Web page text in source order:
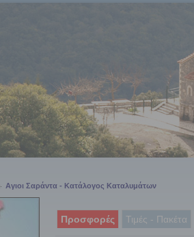
Αγιοι Σαράντα - Κατάλογος Καταλυμάτων
Προσφορές Τιμές - Πακέτα